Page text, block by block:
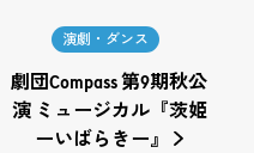
演劇・ダンス
劇団Compass 第9期秋公
演 ミュージカル『茨姫
ーいばらきー』